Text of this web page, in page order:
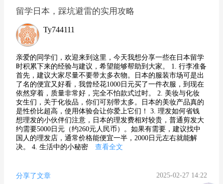
留学日本，踩坑避雷的实用攻略
Ty744111
亲爱的同学们，欢迎来到这里，今天我想分享一些在日本留学
时积累下来的经验与建议，希望能够帮助到大家。 1. 行李准备
首先，建议大家尽量不要带太多衣物。日本的服装市场可是出
了名的便宜又好看，我曾经花1000日元买了一件衣服，到现在
依然穿着，质量非常好，完全不怕款式过时。 2. 美妆与化妆
女生们，关于化妆品，你们可别带太多。日本的美妆产品真的
是性价比超高，使用体验会让你爱上它们！ 3. 理发如何省钱
想理发的小伙伴们注意，日本的理发费相对较贵，普通剪发大
约需要5000日元（约260元人民币）。如果有需要，建议找中
国人的理发店，通常价格能便宜一半，2000日元左右就能解
决。 4. 生活中的小秘密
查看全文
分享了文章 2025-02-27 14:22